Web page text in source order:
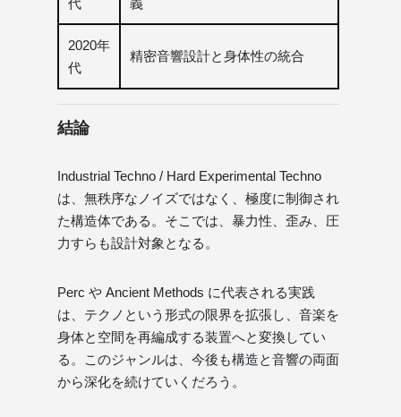
2020年
代
精密音響設計と身体性の統合
結論
Industrial Techno / Hard Experimental Techno
は、無秩序なノイズではなく、極度に制御され
た構造体である。そこでは、暴力性、歪み、圧
力すらも設計対象となる。
Perc や Ancient Methods に代表される実践
は、テクノという形式の限界を拡張し、音楽を
身体と空間を再編成する装置へと変換してい
る。このジャンルは、今後も構造と音響の両面
から深化を続けていくだろう。